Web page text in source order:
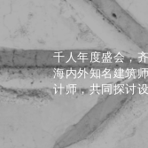
千人年度盛会，
海内外知名建筑
计师，共同探讨